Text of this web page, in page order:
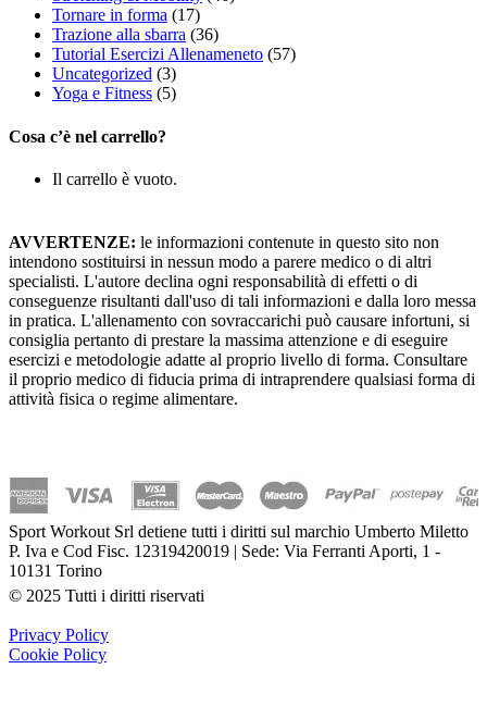
Tornare in forma (17)
Trazione alla sbarra (36)
Tutorial Esercizi Allenameneto (57)
Uncategorized (3)
Yoga e Fitness (5)
Cosa c’è nel carrello?
Il carrello è vuoto.
AVVERTENZE: le informazioni contenute in questo sito non
intendono sostituirsi in nessun modo a parere medico o di altri
specialisti. L'autore declina ogni responsabilità di effetti o di
conseguenze risultanti dall'uso di tali informazioni e dalla loro messa
in pratica. L'allenamento con sovraccarichi può causare infortuni, si
consiglia pertanto di prestare la massima attenzione e di eseguire
esercizi e metodologie adatte al proprio livello di forma. Consultare
il proprio medico di fiducia prima di intraprendere qualsiasi forma di
attività fisica o regime alimentare.
Sport Workout Srl detiene tutti i diritti sul marchio Umberto Miletto
P. Iva e Cod Fisc. 12319420019 | Sede: Via Ferranti Aporti, 1 -
10131 Torino
© 2025 Tutti i diritti riservati
Privacy Policy
Cookie Policy